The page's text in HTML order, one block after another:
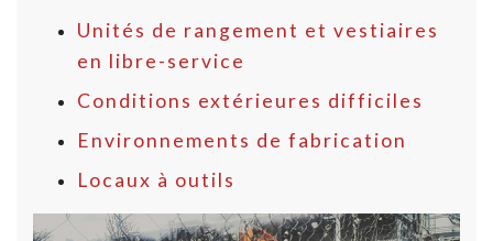
Unités de rangement et vestiaires
en libre-service
Conditions extérieures difficiles
Environnements de fabrication
Locaux à outils